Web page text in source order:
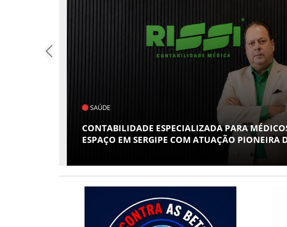
POLÍTICA
FLÁVIO CONFIRMA O DEPUTADO ALFREDO
VICE EM SUA CHAPA